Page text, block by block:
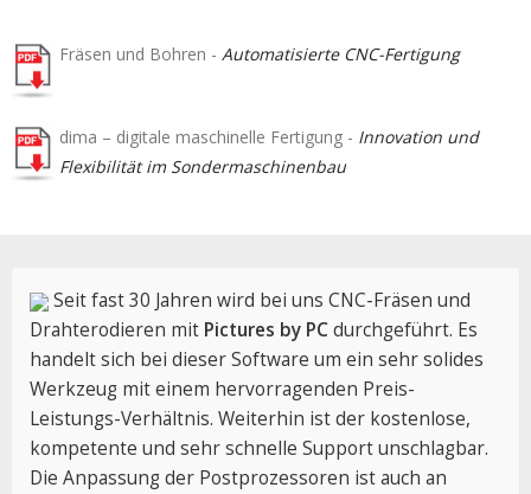
Fräsen und Bohren - Automatisierte CNC-Fertigung
dima – digitale maschinelle Fertigung - Innovation und
Flexibilität im Sondermaschinenbau
Seit fast 30 Jahren wird bei uns CNC-Fräsen und
Drahterodieren mit Pictures by PCdurchgeführt. Es
handelt sich bei dieser Software um ein sehr solides
Werkzeug mit einem hervorragenden Preis-
Leistungs-Verhältnis. Weiterhin ist der kostenlose,
kompetente und sehr schnelle Support unschlagbar.
Die Anpassung der Postprozessoren ist auch an